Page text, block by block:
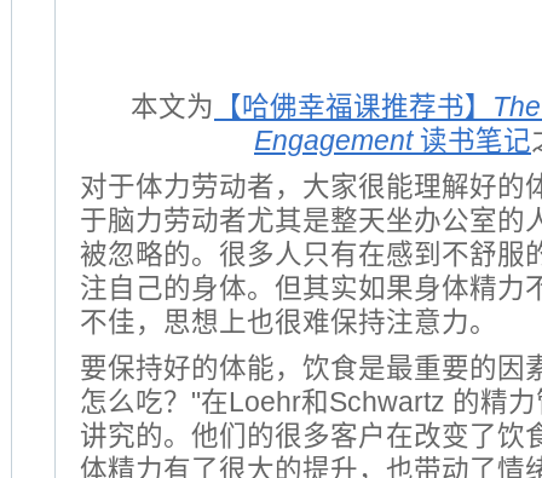
本文为 【哈佛幸福课推荐书】
Engagement 读书笔记
对于体力劳动者，大家很能理解好的
于脑力劳动者尤其是整天坐办公室的
被忽略的。很多人只有在感到不舒服
注自己的身体。但其实如果身体精力
不佳，思想上也很难保持注意力。
要保持好的体能，饮食是最重要的因
怎么吃？"在Loehr和Schwartz 的精
讲究的。他们的很多客户在改变了饮
体精力有了很大的提升，也带动了情